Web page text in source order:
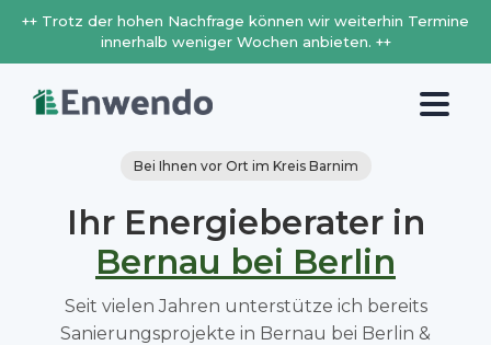
++ Trotz der hohen Nachfrage können wir weiterhin Termine
innerhalb weniger Wochen anbieten. ++
Bei Ihnen vor Ort im Kreis Barnim
Ihr Energieberater in
Bernau bei Berlin
Seit vielen Jahren unterstütze ich bereits
Sanierungsprojekte in Bernau bei Berlin &